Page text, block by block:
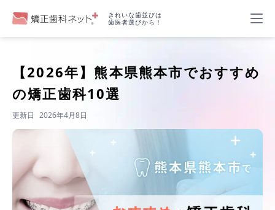
きれいな歯並びは
歯医者選びから！
【2026年】 熊本県熊本市でおすすめ
の矯正歯科10選
更新日 2026年4月8日